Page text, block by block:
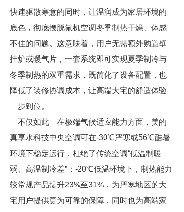
快速驱散寒意的同时，让温润成为家居环境的
底色，彻底摆脱氟机空调冬季制热干燥、体感
不佳的问题。这意味着，用户无需额外购置壁
挂炉或暖气片，一套系统即可实现夏季制冷与
冬季制热的双重需求，既简化了设备配置，也
降低了装修协调成本，让高端大宅的舒适体验
一步到位。
不仅如此，在极端气候适应能力方面，美的
真享水科技中央空调可在-30℃严寒或56℃酷暑
环境下稳定运行，杜绝了传统空调“低温制暖
弱、高温制冷差”；-20℃低温环境下，制热能力
较常规产品提升23%至31%，为严寒地区的大
宅用户提供更为可靠的保障，同时也为高端家